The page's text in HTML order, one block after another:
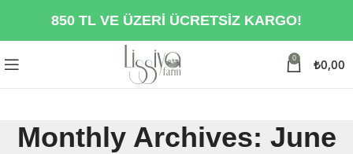
850 TL VE ÜZERİ ÜCRETSİZ KARGO!
0 ₺0,00
Monthly Archives: June